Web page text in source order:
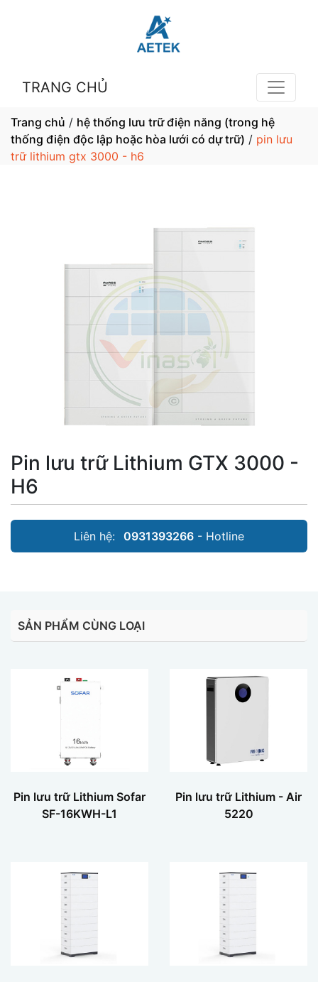
TRANG CHỦ
Trang chủ / hệ thống lưu trữ điện năng (trong hệ
thống điện độc lập hoặc hòa lưới có dự trữ) / pin lưu
trữ lithium gtx 3000 - h6
Pin lưu trữ Lithium GTX 3000 -
H6
Liên hệ: 0931393266 - Hotline
SẢN PHẨM CÙNG LOẠI
Pin lưu trữ Lithium Sofar
SF-16KWH-L1
Pin lưu trữ Lithium - Air
5220